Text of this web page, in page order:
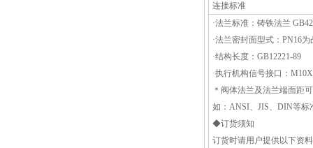
连接标准
·法兰标准：铸铁法兰
·法兰密封面型式：PN16
·结构长度：GB12221-89
·执行机构信号接口：
＊阀体法兰及法兰端面距
如：ANSI、JIS、DIN等标
◆订货须知
订货时请用户提供以下资